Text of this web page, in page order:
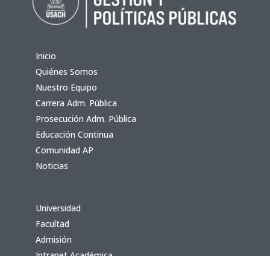
Inicio
Quiénes Somos
Nuestro Equipo
Carrera Adm. Pública
Prosecución Adm. Pública
Educación Continua
Comunidad AP
Noticias
Universidad
Facultad
Admisión